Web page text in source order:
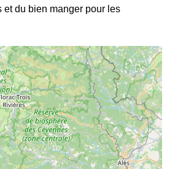
du bien manger pour les